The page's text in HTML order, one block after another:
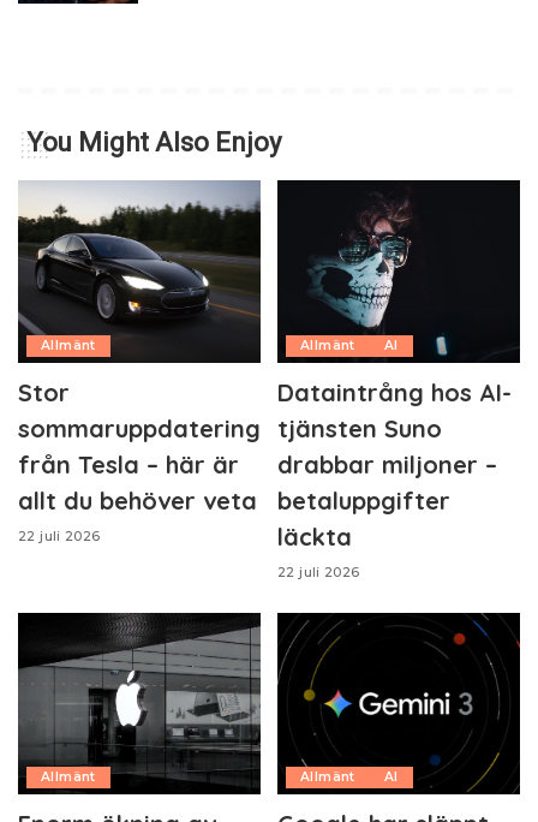
You Might Also Enjoy
Allmänt
Stor
sommaruppdatering
från Tesla – här är
allt du behöver veta
22 juli 2026
Allmänt AI
Dataintrång hos AI-
tjänsten Suno
drabbar miljoner –
betaluppgifter
läckta
22 juli 2026
Allmänt Allmänt AI